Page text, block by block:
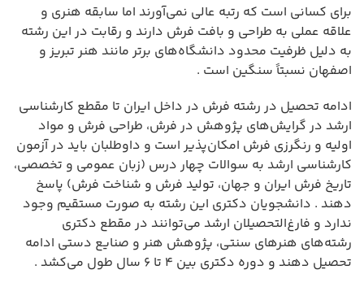
برای کسانی است که رتبه عالی نمی‌آورند اما سابقه هنری و
علاقه عملی به طراحی و بافت فرش دارند و رقابت در این رشته
به دلیل ظرفیت محدود دانشگاه‌های برتر مانند هنر تبریز و
اصفهان نسبتاً سنگین است .
ادامه تحصیل در رشته فرش در داخل ایران تا مقطع کارشناسی
ارشد در گرایش‌های پژوهش در فرش، طراحی فرش و مواد
اولیه و رنگرزی فرش امکان‌پذیر است و داوطلبان باید در آزمون
کارشناسی ارشد به سوالات چهار درس (زبان عمومی و تخصصی،
تاریخ فرش ایران و جهان، تولید فرش و شناخت فرش) پاسخ
دهند . دانشجویان دکتری این رشته به صورت مستقیم وجود
ندارد و فارغ‌التحصیلان ارشد می‌توانند در مقطع دکتری
رشته‌های هنرهای سنتی، پژوهش هنر و صنایع دستی ادامه
تحصیل دهند و دوره دکتری بین ۴ تا ۶ سال طول می‌کشد .